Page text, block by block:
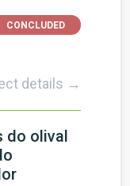
CONCLUDED
details →
do olival